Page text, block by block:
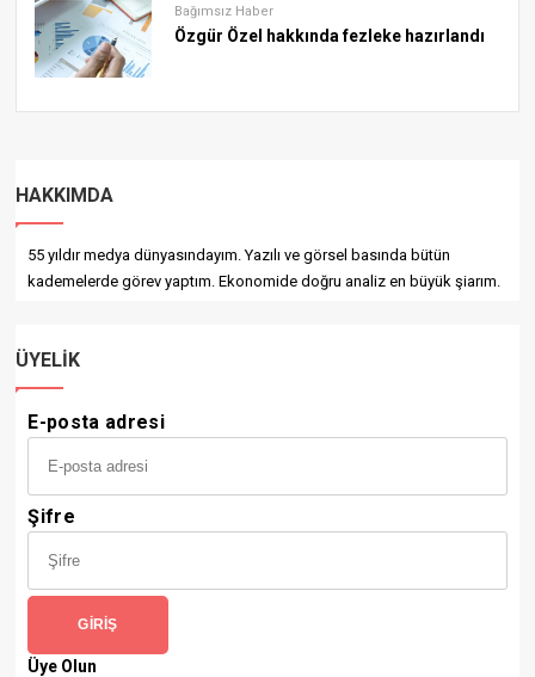
Bağımsız Haber
Özgür Özel hakkında fezleke hazırlandı
HAKKIMDA
55 yıldır medya dünyasındayım. Yazılı ve görsel basında bütün
kademelerde görev yaptım. Ekonomide doğru analiz en büyük şiarım.
ÜYELIK
E-posta adresi
Şifre
GIRIŞ
Üye Olun